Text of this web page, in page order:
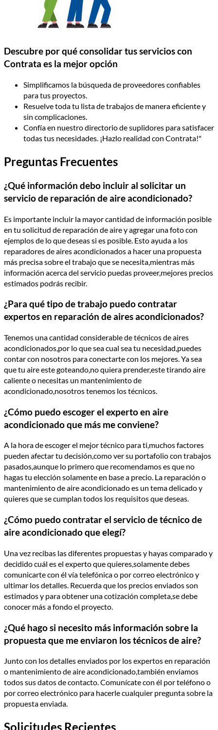
Descubre por qué consolidar tus servicios con
Contrata es la mejor opción
Simplificamos la búsqueda de proveedores confiables
para tus proyectos.
Resuelve toda tu lista de trabajos de manera eficiente y
sin complicaciones.
Confía en nuestro directorio de suplidores para satisfacer
todas tus necesidades. ¡Hazlo realidad con Contrata!"
Preguntas Frecuentes
¿Qué información debo incluir al solicitar un
servicio de reparación de aire acondicionado?
Es importante incluir la mayor cantidad de información posible
en tu solicitud de reparación de aire y agregar una foto con
ejemplos de lo que deseas si es posible. Esto ayuda a los
reparadores de aires acondicionados a hacer una propuesta
más precisa sobre el trabajo que se necesita,mientras más
información acerca del servicio puedas proveer,mejores precios
estimados podrás recibir.
¿Para qué tipo de trabajo puedo contratar
expertos en reparación de aires acondicionados?
Tenemos una cantidad considerable de técnicos de aires
acondicionados,por lo que sea cual sea tu necesidad,puedes
contar con nosotros para conectarte con los mejores. Ya sea
que tu aire este goteando,no quiera prender,este tirando aire
caliente o necesitas un mantenimiento de
acondicionado,nosotros tenemos los técnicos.
¿Cómo puedo escoger el experto en aire
acondicionado que más me conviene?
A la hora de escoger el mejor técnico para ti,muchos factores
pueden afectar tu decisión,como ver su portafolio con trabajos
pasados,aunque lo primero que recomendamos es que no
hagas tu elección solamente en base a precio. La reparación o
mantenimiento de aire acondicionado es un tema delicado y
quieres que se cumplan todos los requisitos que deseas.
¿Cómo puedo contratar el servicio de técnico de
aire acondicionado que elegí?
Una vez recibas las diferentes propuestas y hayas comparado y
decidido cuál es el experto que quieres,solamente debes
comunicarte con él vía telefónica o por correo electrónico y
ultimar los detalles. Recuerda que los precios enviados son
estimados y para obtener una cotización completa,se debe
conocer más a fondo el proyecto.
¿Qué hago si necesito más información sobre la
propuesta que me enviaron los técnicos de aire?
Junto con los detalles enviados por los expertos en reparación
o mantenimiento de aire acondicionado,también enviamos
todos sus datos de contacto. Comuní­cate con él por teléfono o
por correo electrónico para hacerle cualquier pregunta sobre la
propuesta enviada.
Solicitudes Recientes